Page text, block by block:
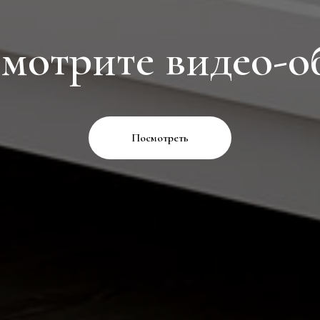
видео-
Посмотреть